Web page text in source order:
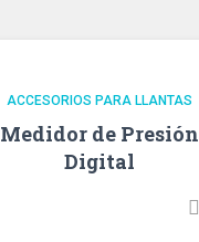
ACCESORIOS PARA LLANTAS
Medidor de Presión
Digital